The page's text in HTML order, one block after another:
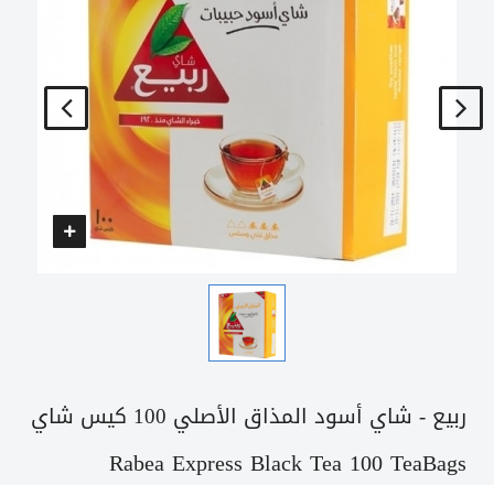
ربيع - شاي أسود المذاق الأصلي 100 كيس شاي
Rabea Express Black Tea 100 TeaBags